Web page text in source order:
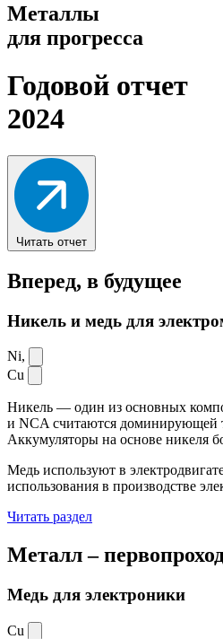
Металлы
для прогресса
Годовой отчет
2024
Читать отчет
Вперед, в будущее
Никель и медь для
Ni,
Cu
Никель — один из основных
и NCA считаются доминирующей
Аккумуляторы на основе никеля
Медь используют в
использования в производстве
Читать раздел
Металл –
Медь для электроники
Cu